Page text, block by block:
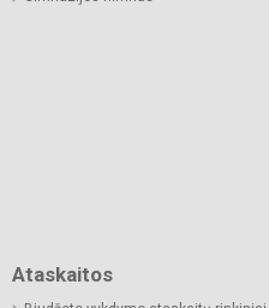
Ataskaitos